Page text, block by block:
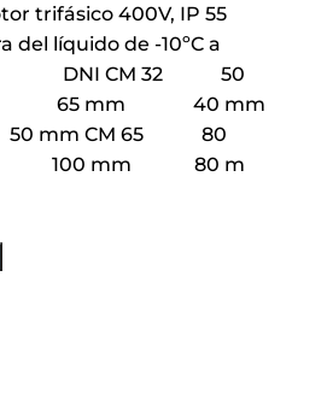
trifásico 400V, IP 55
del líquido de -10ºC a
DNI CM 32 50
65 mm 40 mm
mm CM 65 80
100 mm 80 m